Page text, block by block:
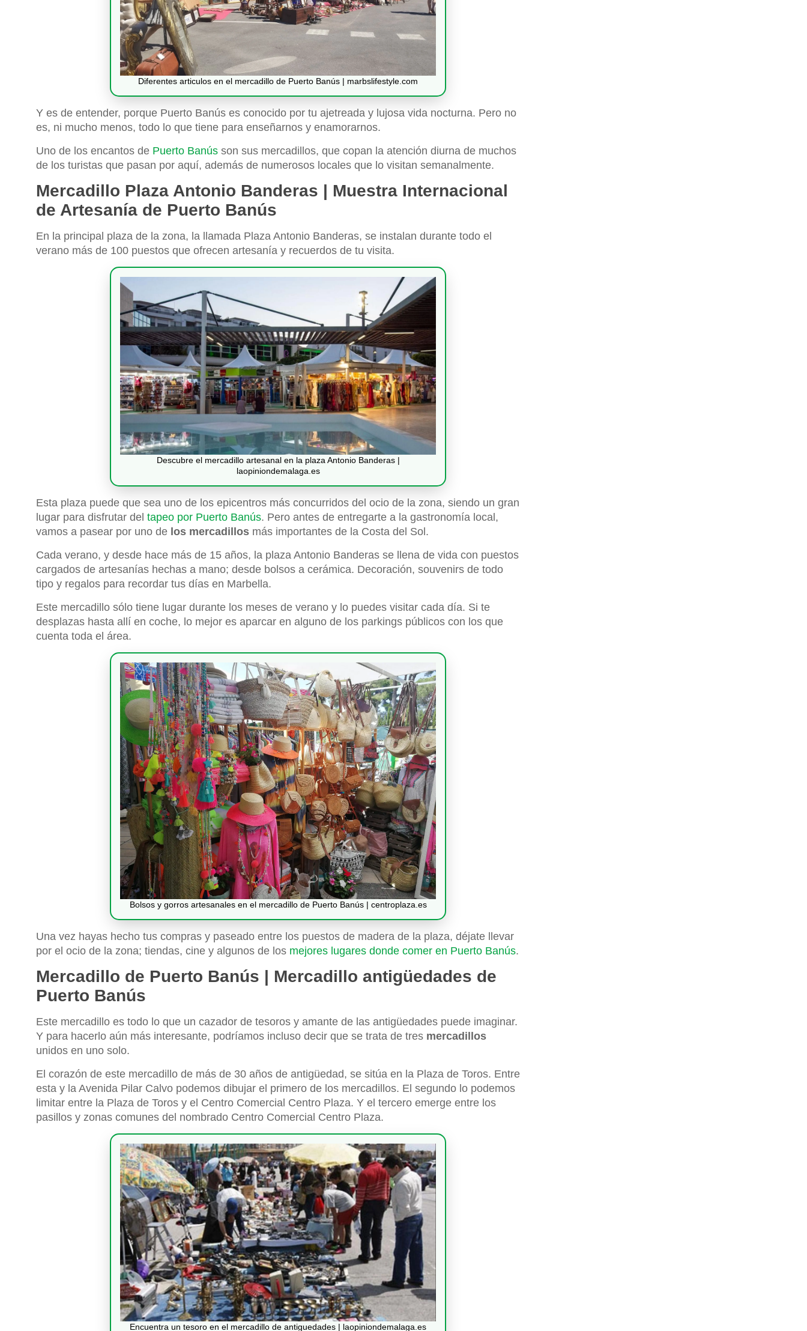
Diferentes articulos en el mercadillo de Puerto Banús | marbslifestyle.com
Y es de entender, porque Puerto Banús es conocido por tu ajetreada y lujosa vida nocturna. Pero no
es, ni mucho menos, todo lo que tiene para enseñarnos y enamorarnos.
Uno de los encantos de Puerto Banús son sus mercadillos, que copan la atención diurna de muchos
de los turistas que pasan por aquí, además de numerosos locales que lo visitan semanalmente.
Mercadillo Plaza Antonio Banderas | Muestra Internacional
de Artesanía de Puerto Banús
En la principal plaza de la zona, la llamada Plaza Antonio Banderas, se instalan durante todo el
verano más de 100 puestos que ofrecen artesanía y recuerdos de tu visita.
Descubre el mercadillo artesanal en la plaza Antonio Banderas |
laopiniondemalaga.es
Esta plaza puede que sea uno de los epicentros más concurridos del ocio de la zona, siendo un gran
lugar para disfrutar del tapeo por Puerto Banús. Pero antes de entregarte a la gastronomía local,
vamos a pasear por uno de los mercadillos más importantes de la Costa del Sol.
Cada verano, y desde hace más de 15 años, la plaza Antonio Banderas se llena de vida con puestos
cargados de artesanías hechas a mano; desde bolsos a cerámica. Decoración, souvenirs de todo
tipo y regalos para recordar tus días en Marbella.
Este mercadillo sólo tiene lugar durante los meses de verano y lo puedes visitar cada día. Si te
desplazas hasta allí en coche, lo mejor es aparcar en alguno de los parkings públicos con los que
cuenta toda el área.
Bolsos y gorros artesanales en el mercadillo de Puerto Banús | centroplaza.es
Una vez hayas hecho tus compras y paseado entre los puestos de madera de la plaza, déjate llevar
por el ocio de la zona; tiendas, cine y algunos de los mejores lugares donde comer en Puerto Banús.
Mercadillo de Puerto Banús | Mercadillo antigüedades de
Puerto Banús
Este mercadillo es todo lo que un cazador de tesoros y amante de las antigüedades puede imaginar.
Y para hacerlo aún más interesante, podríamos incluso decir que se trata de tres mercadillos
unidos en uno solo.
El corazón de este mercadillo de más de 30 años de antigüedad, se sitúa en la Plaza de Toros. Entre
esta y la Avenida Pilar Calvo podemos dibujar el primero de los mercadillos. El segundo lo podemos
limitar entre la Plaza de Toros y el Centro Comercial Centro Plaza. Y el tercero emerge entre los
pasillos y zonas comunes del nombrado Centro Comercial Centro Plaza.
Encuentra un tesoro en el mercadillo de antiguedades | laopiniondemalaga.es